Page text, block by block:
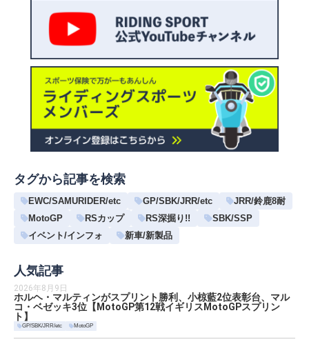
タグから記事を検索
EWC/SAMURIDER/etc GP/SBK/JRR/etc
JRR/鈴鹿8耐
MotoGP
RSカップ RS深掘り!!
SBK/SSP
イベント/インフォ
新車/新製品
人気記事
2026年8月9日
ホルヘ・マルティンがスプリント勝利、小椋藍2位表彰台、マル
コ・ベゼッキ3位【MotoGP第12戦イギリスMotoGPスプリン
ト】
GP/SBK/JRR/etc MotoGP